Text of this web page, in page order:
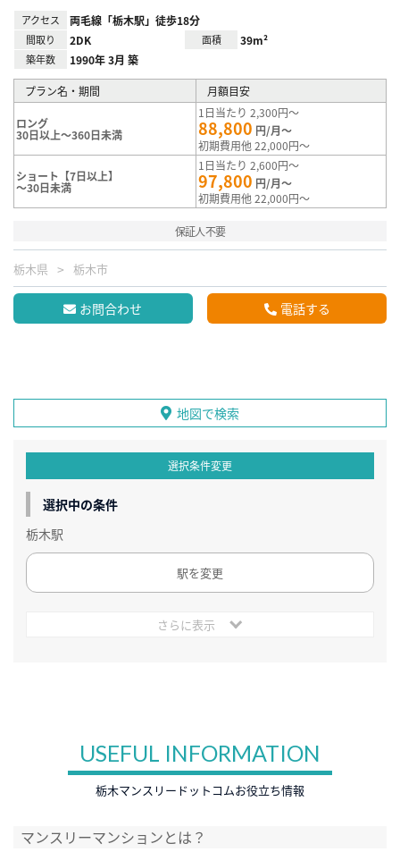
アクセス 両毛線「栃木駅」徒歩18分
間取り 2DK 面積 39m²
築年数 1990年 3月 築
プラン名・期間 月額目安
ロング
30日以上～360日未満
1日当たり 2,300円～
88,800 円/月～
初期費用他 22,000円～
ショート【7日以上】
～30日未満
1日当たり 2,600円～
97,800 円/月～
初期費用他 22,000円～
保証人不要
栃木県 栃木市
お問合わせ 電話する
地図で検索
選択条件変更
選択中の条件
栃木駅
駅を変更
さらに表示
USEFUL INFORMATION
栃木マンスリードットコムお役立ち情報
マンスリーマンションとは？